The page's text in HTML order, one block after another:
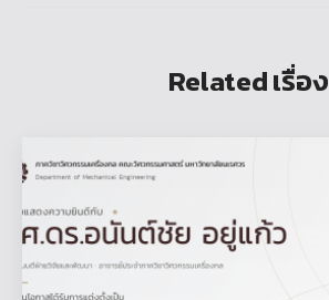
Related เรื่อง